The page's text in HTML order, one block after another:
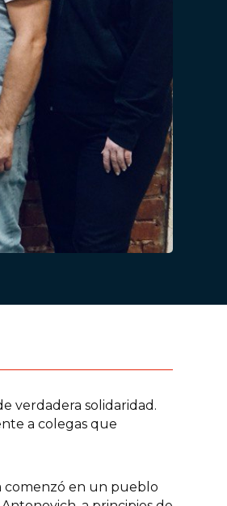
verdadera solidaridad.
a colegas que
comenzó en un pueblo